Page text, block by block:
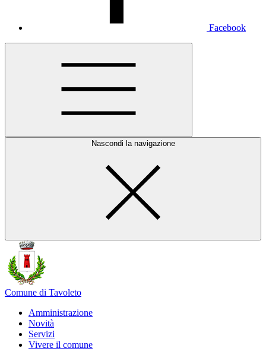
Facebook
Nascondi la navigazione
Comune di Tavoleto
Amministrazione
Novità
Servizi
Vivere il comune